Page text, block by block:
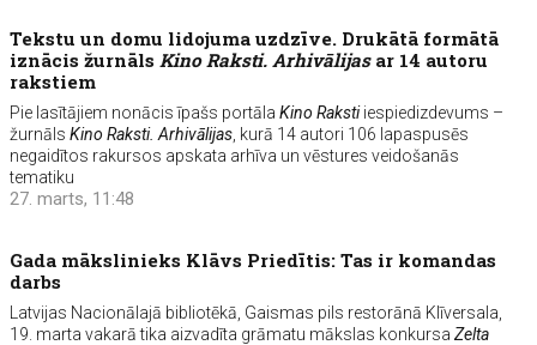
Tekstu un domu lidojuma uzdzīve. Drukātā formātā
iznācis žurnālsKino Raksti. Arhivālijasar 14 autoru
rakstiem
Pie lasītājiem nonācis īpašs portālaKino Rakstiiespiedizdevums –
žurnālsKino Raksti. Arhivālijas , kurā 14 autori 106 lapaspusēs
negaidītos rakursos apskata arhīva un vēstures veidošanās
tematiku
27. marts, 11:48
Gada mākslinieks Klāvs Priedītis: Tas ir komandas
darbs
Latvijas Nacionālajā bibliotēkā, Gaismas pils restorānā Klīversala,
19. marta vakarā tika aizvadīta grāmatu mākslas konkursaZelta